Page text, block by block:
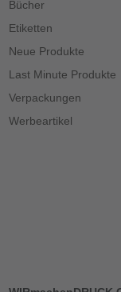
Bücher
Etiketten
Neue Produkte
Last Minute Produkte
Verpackungen
Werbeartikel